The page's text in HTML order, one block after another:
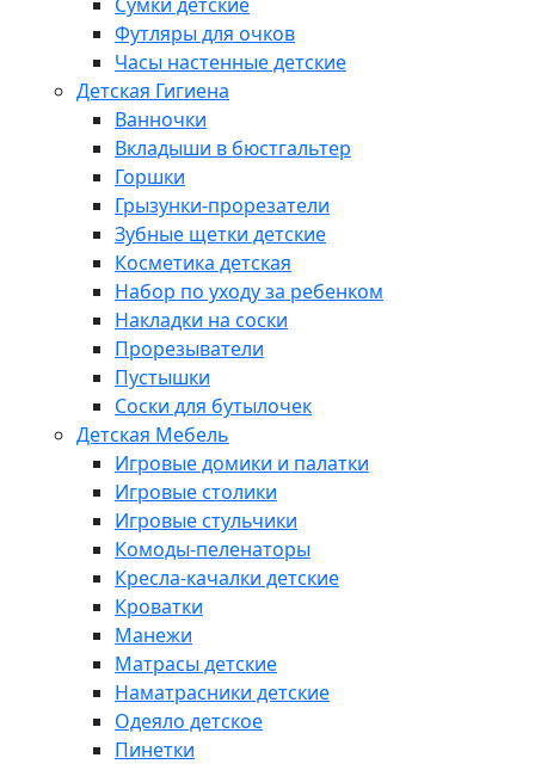
Футляры для очков
Часы настенные детские
Детская Гигиена
Ванночки
Вкладыши в бюстгальтер
Горшки
Грызунки-прорезатели
Зубные щетки детские
Косметика детская
Набор по уходу за ребенком
Накладки на соски
Прорезыватели
Пустышки
Соски для бутылочек
Детская Мебель
Игровые домики и палатки
Игровые столики
Игровые стульчики
Комоды-пеленаторы
Кресла-качалки детские
Кроватки
Манежи
Матрасы детские
Наматрасники детские
Одеяло детское
Пинетки